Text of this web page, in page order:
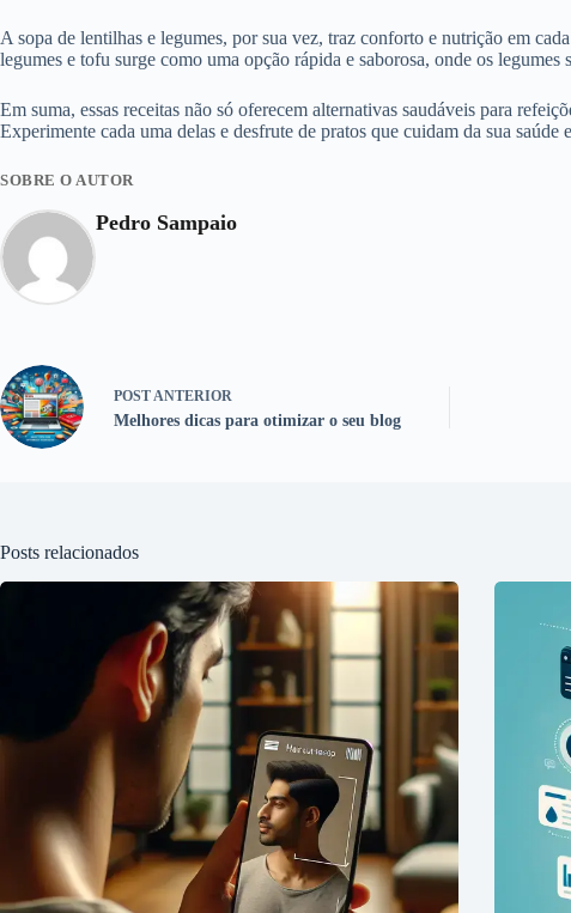
A sopa de lentilhas e legumes, por sua vez, traz conforto e nutrição em
legumes e tofu surge como uma opção rápida e saborosa, onde os
Em suma, essas receitas não só oferecem alternativas saudáveis para
Experimente cada uma delas e desfrute de pratos que cuidam da sua saúde
SOBRE O AUTOR
Pedro Sampaio
POSTANTERIOR
Melhores dicas para otimizar o seu blog
Posts relacionados